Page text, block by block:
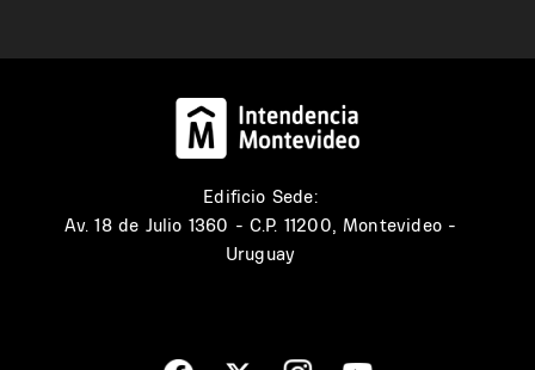
Edificio Sede:
Av. 18 de Julio 1360 - C.P. 11200, Montevideo -
Uruguay